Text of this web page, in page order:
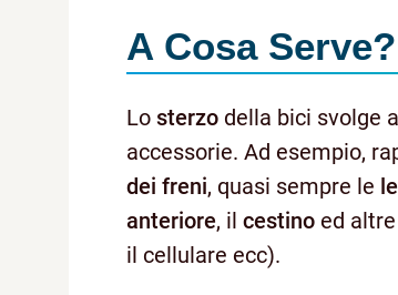
A Cosa Serve?
Lo sterzo della bici svolge
accessorie. Ad esempio,
dei freni, quasi sempre le
anteriore, il cestino ed
il cellulare ecc).